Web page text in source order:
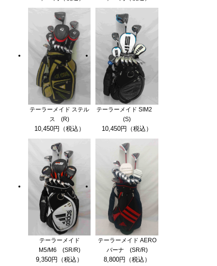
テーラーメイド ステル
ス (R)
10,450円（税込）
テーラーメイド SIM2
(S)
10,450円（税込）
テーラーメイド
M5/M6 (SR/R)
9,350円（税込）
テーラーメイド AERO
バーナ (SR/R)
8,800円（税込）